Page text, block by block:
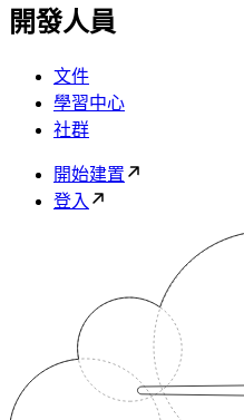
開發人員
文件
學習中心
社群
開始建置
登入